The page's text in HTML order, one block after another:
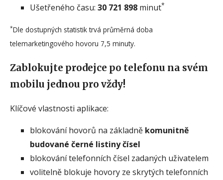
Ušetřeného času: 30 721 898 minut*
*Dle dostupných statistik trvá průměrná doba
telemarketingového hovoru 7,5 minuty.
Zablokujte prodejce po telefonu na svém
mobilu jednou pro vždy!
Klíčové vlastnosti aplikace:
blokování hovorů na základně komunitně
budované černé listiny čísel
blokování telefonních čísel zadaných uživatelem
volitelně blokuje hovory ze skrytých telefonních